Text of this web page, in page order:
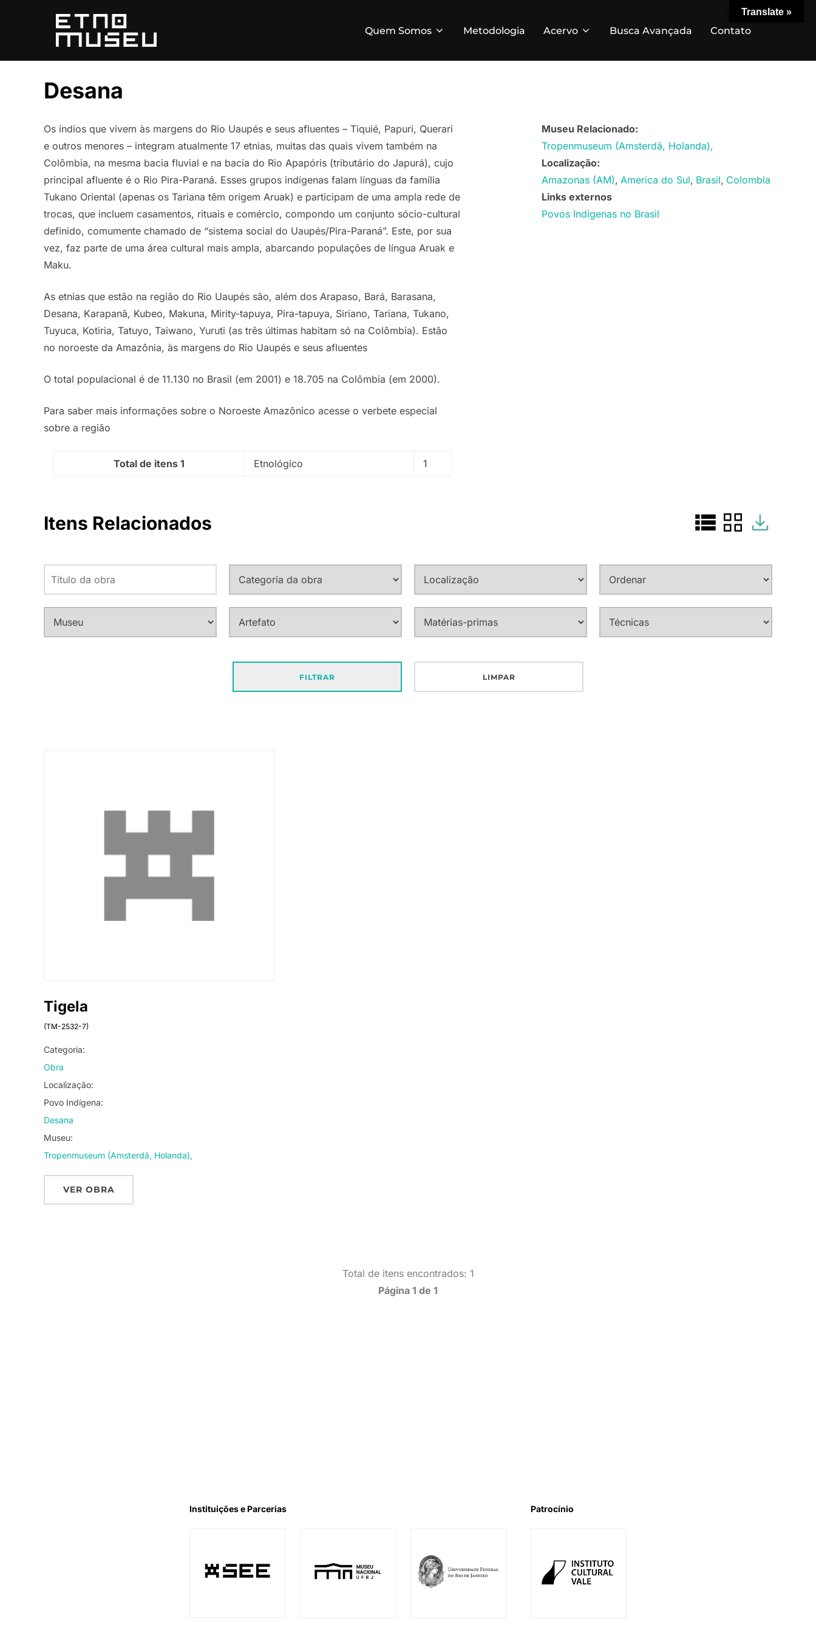
conteúdo
Quem Somos Metodologia Acervo Busca Avançada Contato
Desana
Os índios que vivem às margens do Rio Uaupés e seus afluentes – Tiquié, Papuri, Querari
e outros menores – integram atualmente 17 etnias, muitas das quais vivem também na
Colômbia, na mesma bacia fluvial e na bacia do Rio Apapóris (tributário do Japurá), cujo
principal afluente é o Rio Pira-Paraná. Esses grupos indígenas falam línguas da família
Tukano Oriental (apenas os Tariana têm origem Aruak) e participam de uma ampla rede de
trocas, que incluem casamentos, rituais e comércio, compondo um conjunto sócio-cultural
definido, comumente chamado de “sistema social do Uaupés/Pira-Paraná”. Este, por sua
vez, faz parte de uma área cultural mais ampla, abarcando populações de língua Aruak e
Maku.
As etnias que estão na região do Rio Uaupés são, além dos Arapaso, Bará, Barasana,
Desana, Karapanã, Kubeo, Makuna, Mirity-tapuya, Pira-tapuya, Siriano, Tariana, Tukano,
Tuyuca, Kotiria, Tatuyo, Taiwano, Yuruti (as três últimas habitam só na Colômbia). Estão
no noroeste da Amazônia, às margens do Rio Uaupés e seus afluentes
O total populacional é de 11.130 no Brasil (em 2001) e 18.705 na Colômbia (em 2000).
Para saber mais informações sobre o Noroeste Amazônico acesse o verbete especial
sobre a região
Total de itens 1 Etnológico 1
Museu Relacionado:
Tropenmuseum (Amsterdã, Holanda),
Localização:
Amazonas (AM) America do Sul Brasil Colombia
Links externos
Povos Indigenas no Brasil
Itens Relacionados
FILTRAR LIMPAR
Tigela
(TM-2532-7)
Categoria:
Obra
Localização:
Povo Indígena:
Desana
Museu:
Tropenmuseum (Amsterdã, Holanda),
VER OBRA
Total de itens encontrados: 1
Página 1 de 1
Instituições e Parcerias Patrocínio
Translate »